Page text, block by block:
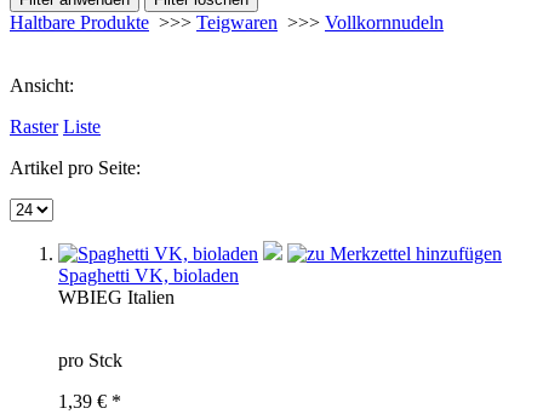
Haltbare Produkte >>> Teigwaren >>> Vollkornnudeln
Ansicht:
Raster Liste
Artikel pro Seite:
Spaghetti VK, bioladen
WBIEG Italien
pro Stck
1,39 € *